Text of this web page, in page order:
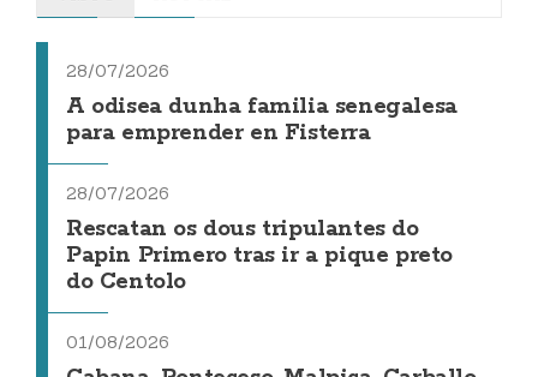
28/07/2026
A odisea dunha familia senegalesa
para emprender en Fisterra
28/07/2026
Rescatan os dous tripulantes do
Papin Primero tras ir a pique preto
do Centolo
01/08/2026